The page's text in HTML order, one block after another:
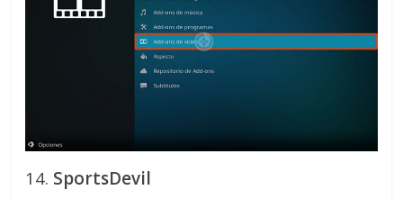
14. SportsDevil